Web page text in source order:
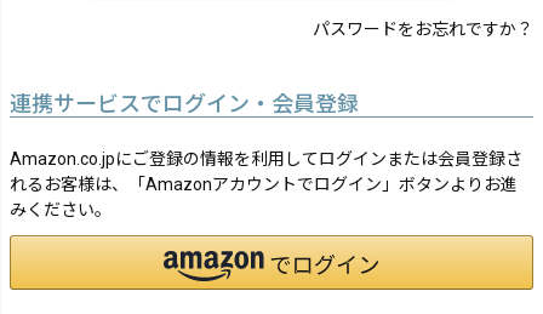
パスワードをお忘れですか？
連携サービスでログイン・会員登録
Amazon.co.jpにご登録の情報を利用してログインまたは会員登録さ
れるお客様は、「Amazonアカウントでログイン」ボタンよりお進
みください。